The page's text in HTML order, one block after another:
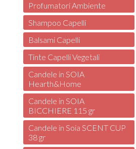
Profumatori Ambiente
Shampoo Capelli
Balsami Capelli
Tinte Capelli Vegetali
Candele in SOIA
Hearth&Home
Candele in SOIA
BICCHIERE 115 gr
Candele in Soia SCENT CUP
38 gr